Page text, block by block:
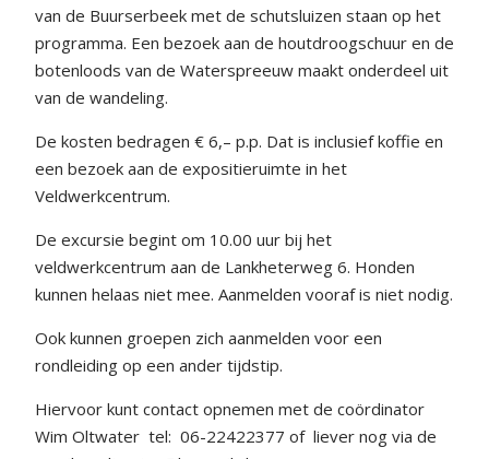
van de Buurserbeek met de schutsluizen staan op het
programma. Een bezoek aan de houtdroogschuur en de
botenloods van de Waterspreeuw maakt onderdeel uit
van de wandeling.
De kosten bedragen € 6,– p.p. Dat is inclusief koffie en
een bezoek aan de expositieruimte in het
Veldwerkcentrum.
De excursie begint om 10.00 uur bij het
veldwerkcentrum aan de Lankheterweg 6. Honden
kunnen helaas niet mee. Aanmelden vooraf is niet nodig.
Ook kunnen groepen zich aanmelden voor een
rondleiding op een ander tijdstip.
Hiervoor kunt contact opnemen met de coördinator
Wim Oltwater tel: 06-22422377 of liever nog via de